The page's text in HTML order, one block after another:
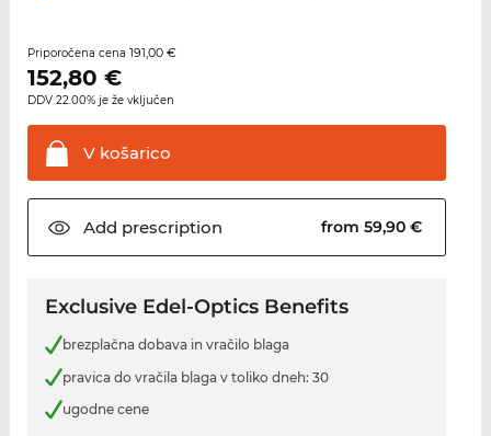
Priporočena cena 191,00 €
152,80 €
DDV 22.00% je že vključen
Vkošarico
Add prescription from 59,90 €
Exclusive Edel-Optics Benefits
brezplačna dobava in vračilo blaga
pravica do vračila blaga v toliko dneh: 30
ugodne cene